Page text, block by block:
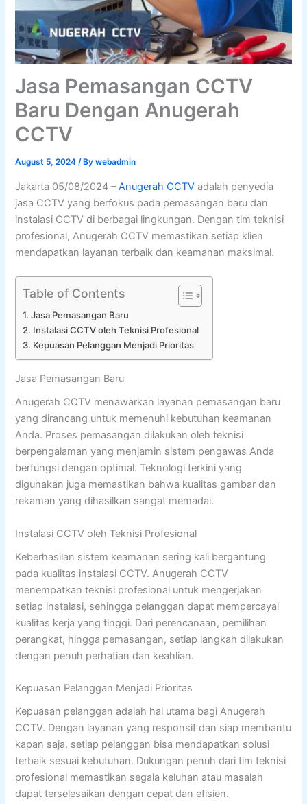
Jasa Pemasangan CCTV
Baru Dengan Anugerah
CCTV
August 5, 2024/ Bywebadmin
Jakarta 05/08/2024 –Anugerah CCTV adalah penyedia
jasa CCTV yang berfokus pada pemasangan baru dan
instalasi CCTV di berbagai lingkungan. Dengan tim teknisi
profesional, Anugerah CCTV memastikan setiap klien
mendapatkan layanan terbaik dan keamanan maksimal.
Table of Contents
Jasa Pemasangan Baru
Instalasi CCTV oleh Teknisi Profesional
Kepuasan Pelanggan Menjadi Prioritas
Jasa Pemasangan Baru
Anugerah CCTV menawarkan layanan pemasangan baru
yang dirancang untuk memenuhi kebutuhan keamanan
Anda. Proses pemasangan dilakukan oleh teknisi
berpengalaman yang menjamin sistem pengawas Anda
berfungsi dengan optimal. Teknologi terkini yang
digunakan juga memastikan bahwa kualitas gambar dan
rekaman yang dihasilkan sangat memadai.
Instalasi CCTV oleh Teknisi Profesional
Keberhasilan sistem keamanan sering kali bergantung
pada kualitas instalasi CCTV. Anugerah CCTV
menempatkan teknisi profesional untuk mengerjakan
setiap instalasi, sehingga pelanggan dapat mempercayai
kualitas kerja yang tinggi. Dari perencanaan, pemilihan
perangkat, hingga pemasangan, setiap langkah dilakukan
dengan penuh perhatian dan keahlian.
Kepuasan Pelanggan Menjadi Prioritas
Kepuasan pelanggan adalah hal utama bagi Anugerah
CCTV. Dengan layanan yang responsif dan siap membantu
kapan saja, setiap pelanggan bisa mendapatkan solusi
terbaik sesuai kebutuhan. Dukungan penuh dari tim teknisi
profesional memastikan segala keluhan atau masalah
dapat terselesaikan dengan cepat dan efisien.